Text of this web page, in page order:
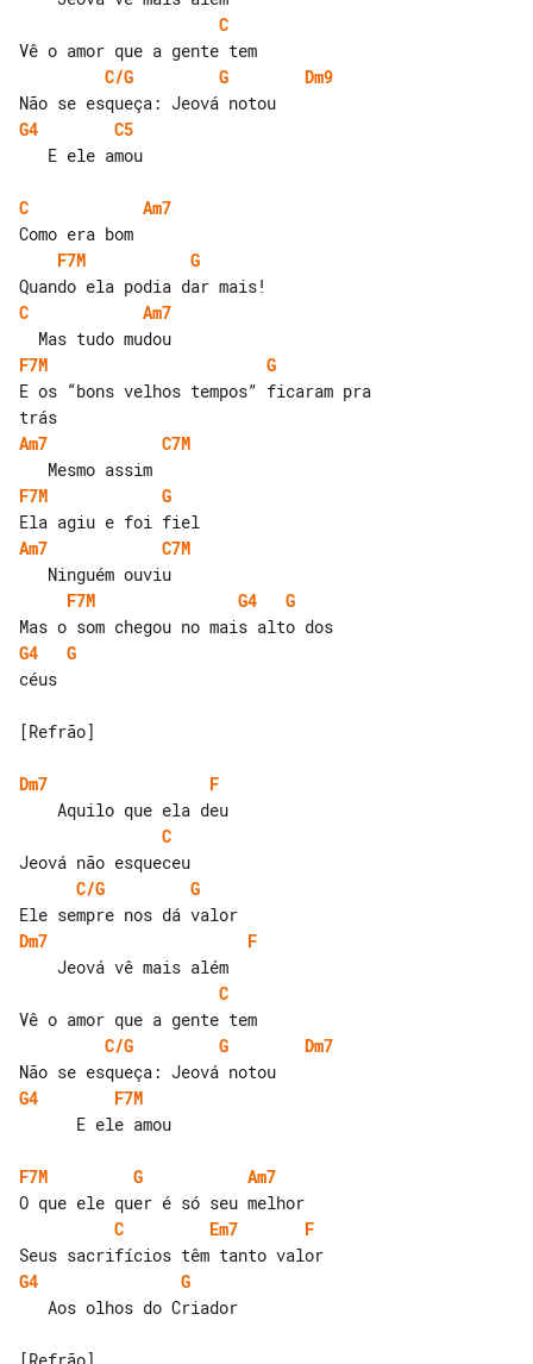
C
C/G
G
Dm9
G4
C5
C
Am7
F7M
G
C
Am7
F7M
G
E os “bons velhos tempos” ficaram pra
Am7
C7M
F7M
G
Am7
C7M
F7M
G4
G
G4
G
céus
[Refrão]
Dm7
F
C
C/G
G
Dm7
F
C
C/G
G
Dm7
G4
F7M
F7M G
Am7
C
Em7
F
G4
G